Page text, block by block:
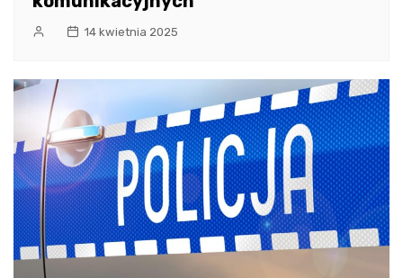
14 kwietnia 2025